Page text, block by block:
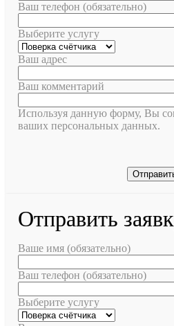
Ваш телефон (обязательно)
Выберите услугу
Ваш адрес
Ваш комментарий
Используя данную форму, Вы
ваших персональных данных.
Отправить
Ваше имя (обязательно)
Ваш телефон (обязательно)
Выберите услугу